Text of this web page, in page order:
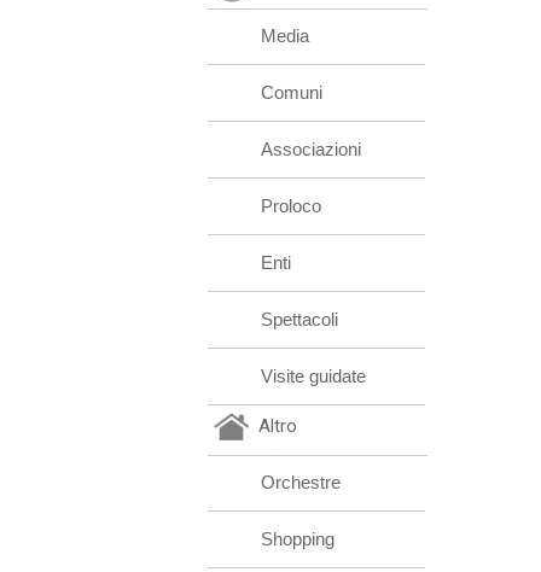
Media
Comuni
Associazioni
Proloco
Enti
Spettacoli
Visite guidate
Altro
Orchestre
Shopping